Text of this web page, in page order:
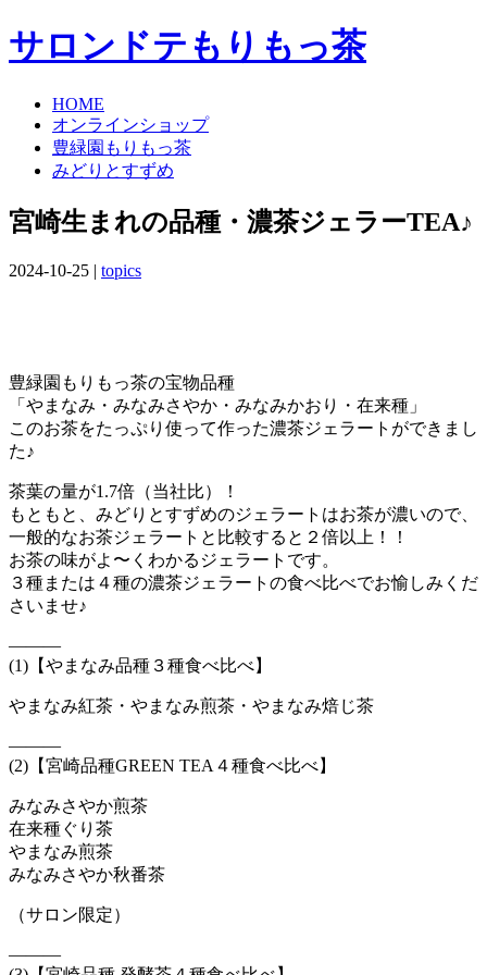
サロンドテもりもっ茶
HOME
オンラインショップ
豊緑園もりもっ茶
みどりとすずめ
宮崎生まれの品種・濃茶ジェラーTEA♪
2024-10-25 | topics
豊緑園もりもっ茶の宝物品種
「やまなみ・みなみさやか・みなみかおり・在来種」
このお茶をたっぷり使って作った濃茶ジェラートができまし
た♪
茶葉の量が1.7倍（当社比）！
もともと、みどりとすずめのジェラートはお茶が濃いので、
一般的なお茶ジェラートと比較すると２倍以上！！
お茶の味がよ〜くわかるジェラートです。
３種または４種の濃茶ジェラートの食べ比べでお愉しみくだ
さいませ♪
———
(1)【やまなみ品種３種食べ比べ】
やまなみ紅茶・やまなみ煎茶・やまなみ焙じ茶
———
(2)【宮崎品種GREEN TEA４種食べ比べ】
みなみさやか煎茶
在来種ぐり茶
やまなみ煎茶
みなみさやか秋番茶
（サロン限定）
———